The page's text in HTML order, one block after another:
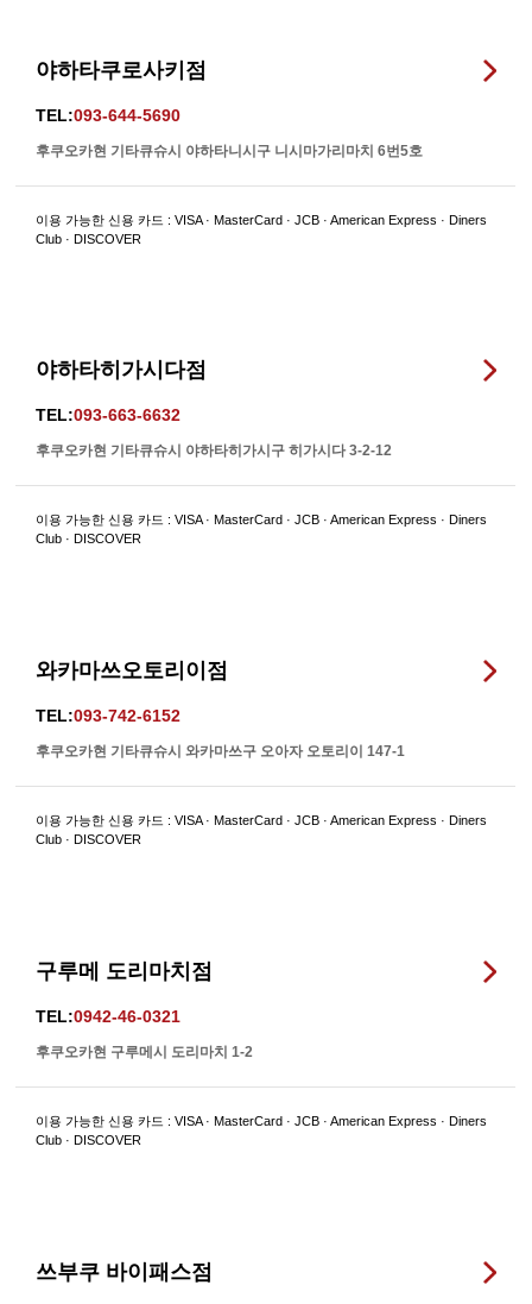
야하타쿠로사키점
TEL:093-644-5690
후쿠오카현 기타큐슈시 야하타니시구 니시마가리마치 6번5호
이용 가능한 신용 카드 : VISA · MasterCard · JCB · American Express · Diners
Club · DISCOVER
야하타히가시다점
TEL:093-663-6632
후쿠오카현 기타큐슈시 야하타히가시구 히가시다 3-2-12
이용 가능한 신용 카드 : VISA · MasterCard · JCB · American Express · Diners
Club · DISCOVER
와카마쓰오토리이점
TEL:093-742-6152
후쿠오카현 기타큐슈시 와카마쓰구 오아자 오토리이 147-1
이용 가능한 신용 카드 : VISA · MasterCard · JCB · American Express · Diners
Club · DISCOVER
구루메 도리마치점
TEL:0942-46-0321
후쿠오카현 구루메시 도리마치 1-2
이용 가능한 신용 카드 : VISA · MasterCard · JCB · American Express · Diners
Club · DISCOVER
쓰부쿠 바이패스점